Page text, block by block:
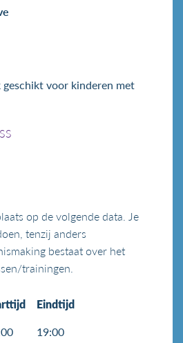
geschikt voor kinderen met
op de volgende data. Je
tenzij anders
bestaat over het
trainingen.
Eindtijd
19:00